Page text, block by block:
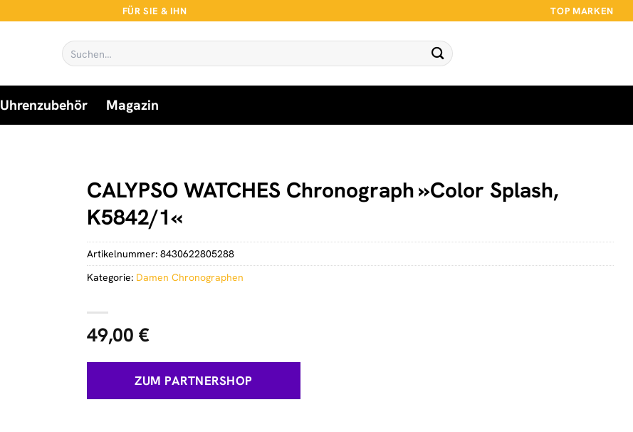
FÜR SIE & IHN TOP MARKEN
Suchen
nach:
Uhrenzubehör Magazin
CALYPSO WATCHES Chronograph »Color Splash,
K5842/1«
49,00 €
ZUM PARTNERSHOP
Artikelnummer: 8430622805288
Kategorie: Damen Chronographen